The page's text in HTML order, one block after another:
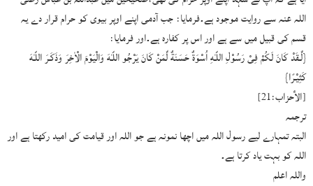
اللہ عنہ سے روایت موجود ہے۔فرمایا: جب آدمی اپنے اوپر بیوی کو حرام قرار دے یہ
قسم کی قبیل میں سے ہے اور اس پر کفارہ ہے۔اور فرمایا:
{لَّـقَدْ كَانَ لَكُمْ فِىْ رَسُوْلِ اللّـٰهِ اُسْوَةٌ حَسَنَةٌ لِّمَنْ كَانَ يَرْجُو اللّـٰهَ وَالْيَوْمَ الْاٰخِرَ وَذَكَـرَ اللّـٰهَ
كَثِيْـرًا}
[الأحزاب:21]
ترجمہ
البتہ تمہارے لیے رسول اللہ میں اچھا نمونہ ہے جو اللہ اور قیامت کی امید رکھتا ہے اور
اللہ کو بہت یاد کرتا ہے۔
واللہ اعلم